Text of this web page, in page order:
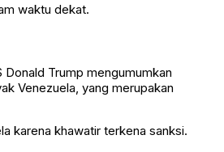
waktu dekat.
Donald Trump mengumumkan
Venezuela, yang merupakan
karena khawatir terkena sanksi.